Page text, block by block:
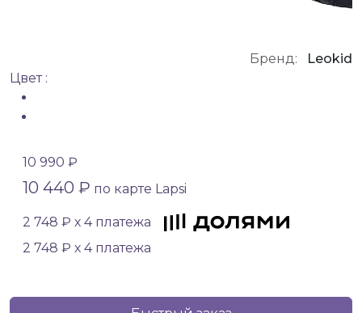
Бренд:
Leokid
Цвет :
10 990 ₽
10 440 ₽ по карте Lapsi
2 748 ₽ х 4 платежа
2 748 ₽ х 4 платежа